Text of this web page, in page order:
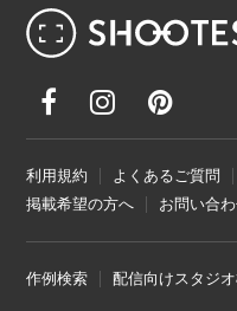
利用規約 よくあるご質問
掲載希望の方へ
お問い合
作例検索 配信向けスタジオ